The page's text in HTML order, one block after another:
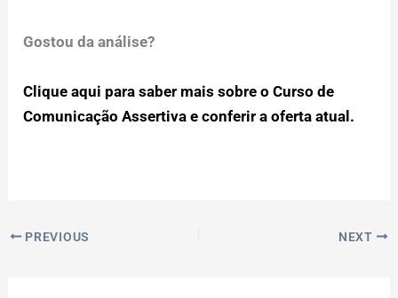
Gostou da análise?
Clique aqui para saber mais sobre o Curso de
Comunicação Assertiva e conferir a oferta atual.
PREVIOUS NEXT